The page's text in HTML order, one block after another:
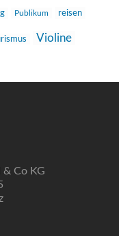
Publikum reisen
Violine
& Co KG